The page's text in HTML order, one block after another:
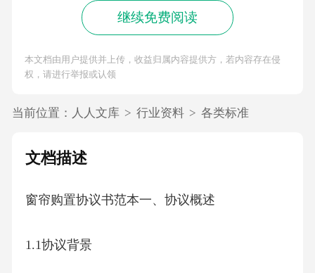
继续免费阅读
本文档由用户提供并上传，收益归属内容提供方，若内容存在侵
权，请进行举报或认领
当前位置： 人人文库 > 行业资料 > 各类标准
文档描述
窗帘购置协议书范本一、协议概述
1.1协议背景